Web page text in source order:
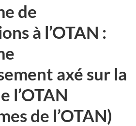
de
à l’OTAN :
axé sur la
l’OTAN
de l’OTAN)